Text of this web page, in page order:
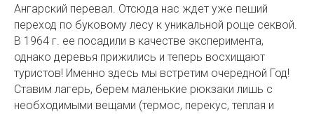
Ангарский перевал. Отсюда нас ждет уже пеший
переход по буковому лесу к уникальной роще секвой.
В 1964 г. ее посадили в качестве эксперимента,
однако деревья прижились и теперь восхищают
туристов! Именно здесь мы встретим очередной Год!
Ставим лагерь, берем маленькие рюкзаки лишь с
необходимыми вещами (термос, перекус, теплая и